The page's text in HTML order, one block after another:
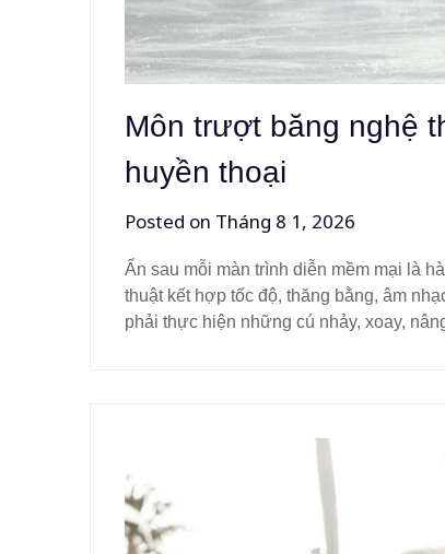
Môn trượt băng nghệ
huyền thoại
Posted on Tháng 8 1, 2026
Ẩn sau mỗi màn trình diễn mềm mại là
thuật kết hợp tốc độ, thăng bằng, âm
phải thực hiện những cú nhảy, xoay,